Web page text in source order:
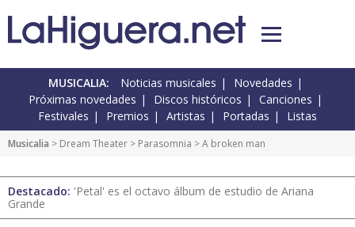
MUSICALIA: Noticias musicales
Novedades
Próximas novedades
Discos históricos
Canciones
Festivales
Premios Artistas Portadas Listas
Musicalia > Dream Theater > Parasomnia > A broken man
Destacado: 'Petal' es el octavo álbum de estudio de Ariana
Grande